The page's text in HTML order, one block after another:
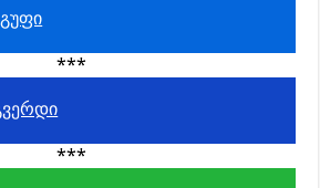
***
***